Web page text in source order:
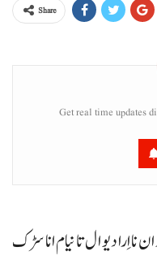
Share
Get real time updates
نا اِرا دیوال تا نیام انا سڑک